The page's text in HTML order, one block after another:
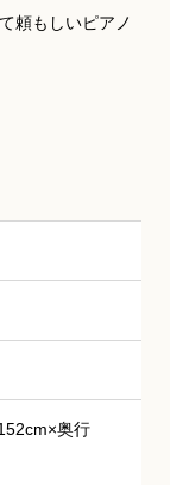
頼もしいピアノ
奥行